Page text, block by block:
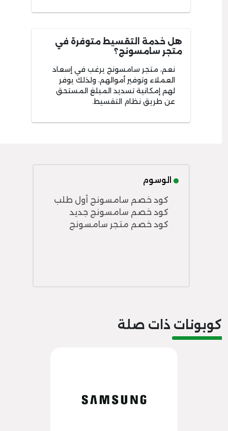
هل خدمة التقسيط متوفرة في
متجر سامسونج؟
نعم، متجر سامسونج يرغب في إسعاد
العملاء وتوفير أموالهم، ولذلك يوفر
لهم إمكانية تسديد المبلغ المستحق
عن طريق نظام التقسيط.
الوسوم
كود خصم سامسونج أول طلب
كود خصم سامسونج جديد
كود خصم متجر سامسونج
كوبونات ذات صلة